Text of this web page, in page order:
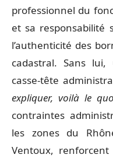
professionnel du
et sa responsabilité
l’authenticité des
cadastral. Sans
casse-tête
expliquer, voilà le
contraintes
les zones du
Ventoux, renforcent